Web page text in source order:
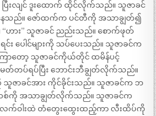
းလျင် ဒူးထောက် ထိုင်လိုက်သည်။ သူဇာခင်
သည်။ ဇော်ထက်က ပင်တီကို အသာချွတ်၍
ား” သူဇာခင် ညည်းသည်။ စောက်ဖုတ်
င်း ပေါင်များကို သပ်ပေးသည်။ သူဇာခင်က
ာတော့ သူဇာခင်ကိုယ်တိုင် ထမိန်ပင့်
တ်တပ်ရပ်ပြီး ဘောင်းဘီချွတ်လိုက်သည်။
သူဇာခင်အား ကိုင်ခိုင်းသည်။ သူဇာခင်က ဘ
ကို အသာချွတ်လိုက်သည်။ သူဇာခင်က
က်ဝါးထဲ တံတွေးထွေးထည့်ကာ လီးထိပ်ကို